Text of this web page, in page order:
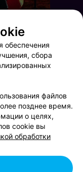
Friday party
обеспечения
сбора
файлов
позднее время.
о целях,
cookie вы
обработки